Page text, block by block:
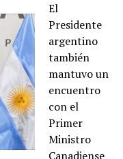
El
Presidente
argentino
también
mantuvo un
encuentro
con el
Primer
Ministro
Canadiense